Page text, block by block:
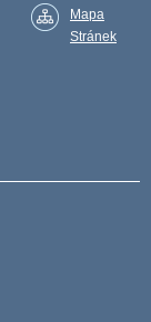
Mapa
Stránek